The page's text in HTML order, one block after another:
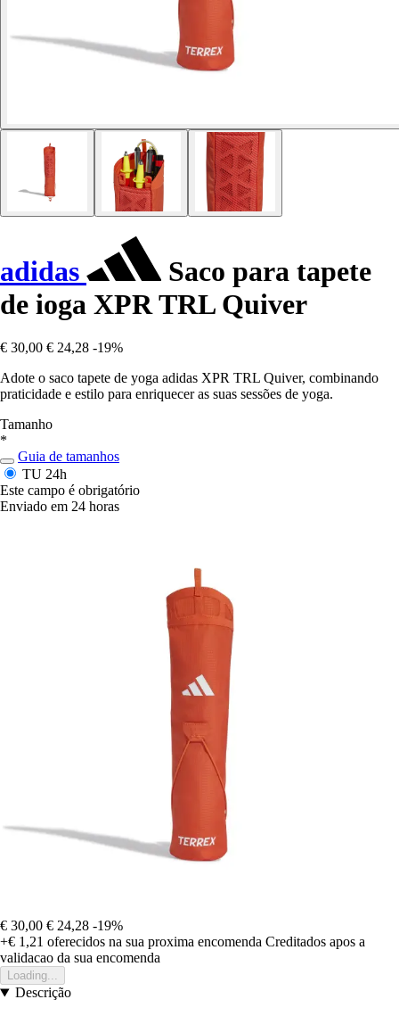
adidas
Saco para tapete
de ioga XPR TRL Quiver
€ 30,00 € 24,28 -19%
Adote o saco tapete de yoga adidas XPR TRL Quiver, combinando
praticidade e estilo para enriquecer as suas sessões de yoga.
Tamanho
*
Guia de tamanhos
TU 24h
Este campo é obrigatório
Enviado em 24 horas
€ 30,00 € 24,28 -19%
+€ 1,21 oferecidos na sua proxima encomenda Creditados apos a
validacao da sua encomenda
Loading...
Descrição